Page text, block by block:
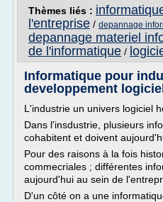
Thèmes liés :
l'entreprise / depannage
depannage materiel
de l'informatique /
Informatique pour
developpement logiciel
L'industrie un univers logiciel
Dans l'insdustrie, plusieurs
cohabitent et doivent
Pour des raisons à la fois
commecriales ; différentes
aujourd'hui au sein de
D'un côté on a une